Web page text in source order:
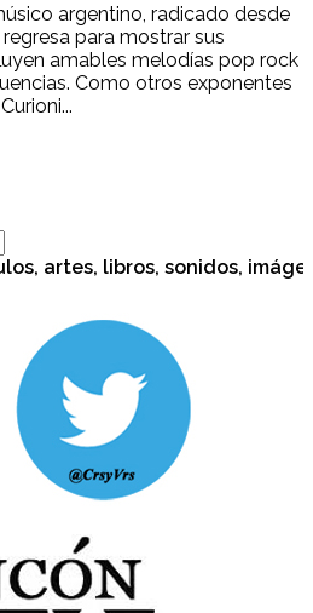
argentino, radicado desde
para mostrar sus
amables melodías pop rock
Como otros exponentes
artes, libros, sonidos,